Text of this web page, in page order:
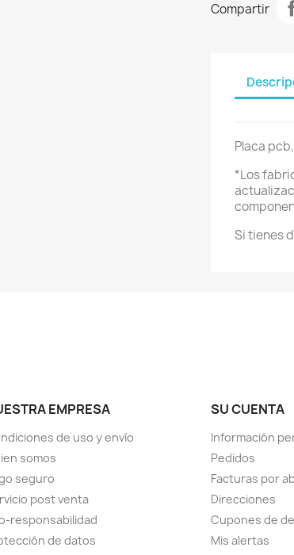
Compartir
Placa
*Los
Si tienes
EMPRESA
de uso y envío
somos
seguro
post venta
responsabilidad
de datos
SU CUENTA
Información
Pedidos
Facturas por
Direcciones
Cupones de
Mis alertas